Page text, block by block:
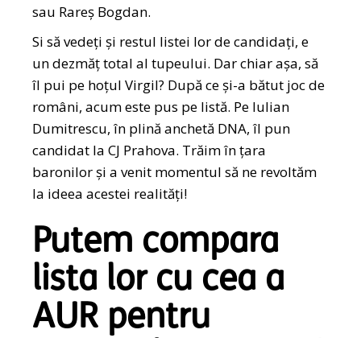
sau Rareș Bogdan.
Si să vedeți și restul listei lor de candidați, e
un dezmăț total al tupeului. Dar chiar așa, să
îl pui pe hoțul Virgil? După ce și-a bătut joc de
români, acum este pus pe listă. Pe Iulian
Dumitrescu, în plină anchetă DNA, îl pun
candidat la CJ Prahova. Trăim în țara
baronilor și a venit momentul să ne revoltăm
la ideea acestei realități!
Putem compara
lista lor cu cea a
AUR pentru